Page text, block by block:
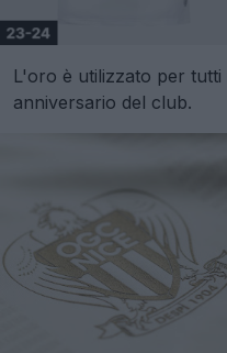
L'oro è utilizzato per tutti
anniversario del club.